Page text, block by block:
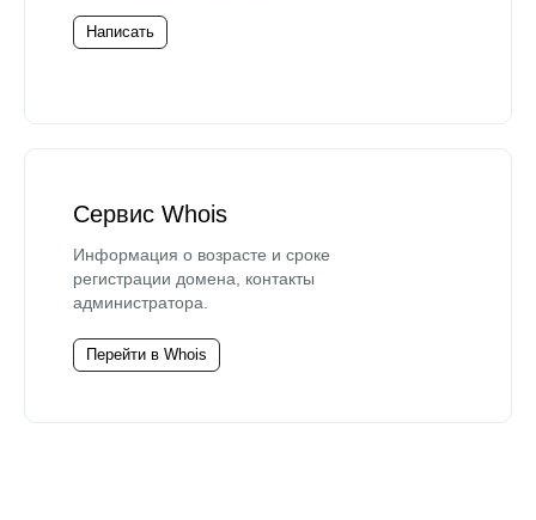
Написать
Сервис Whois
Информация о возрасте и сроке
регистрации домена, контакты
администратора.
Перейти в Whois